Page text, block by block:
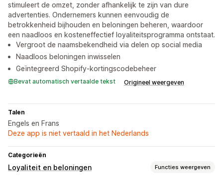
stimuleert de omzet, zonder afhankelijk te zijn van dure
advertenties. Ondernemers kunnen eenvoudig de
betrokkenheid bijhouden en beloningen beheren, waardoor
een naadloos en kosteneffectief loyaliteitsprogramma ontstaat.
Vergroot de naamsbekendheid via delen op social media
Naadloos beloningen inwisselen
Geïntegreerd Shopify-kortingscodebeheer
Bevat automatisch vertaalde tekst Origineel weergeven
Talen
Engels en Frans
Deze app is niet vertaald in het Nederlands
Categorieën
Loyaliteit en beloningen Functies weergeven